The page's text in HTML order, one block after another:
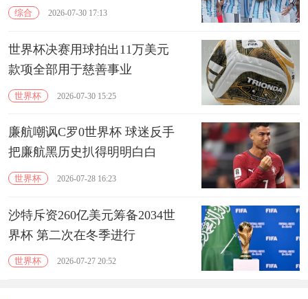
综合 2026-07-30 17:13
世界杯决赛用球拍出11万美元
款项全部用于慈善事业
世界杯 2026-07-30 15:25
廉航嘲讽C罗0世界杯 球迷反手
把廉航黑历史扒得明明白白
世界杯 2026-07-28 16:23
沙特斥资260亿美元筹备2034世
界杯 第二次在冬季进行
世界杯 2026-07-27 20:52